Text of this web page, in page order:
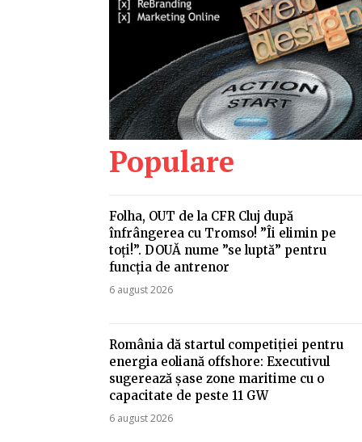
Populare
Folha, OUT de la CFR Cluj după
înfrângerea cu Tromso! ”Îi elimin pe
toți!”. DOUĂ nume ”se luptă” pentru
funcția de antrenor
6 august 2026
România dă startul competiției pentru
energia eoliană offshore: Executivul
sugerează șase zone maritime cu o
capacitate de peste 11 GW
6 august 2026